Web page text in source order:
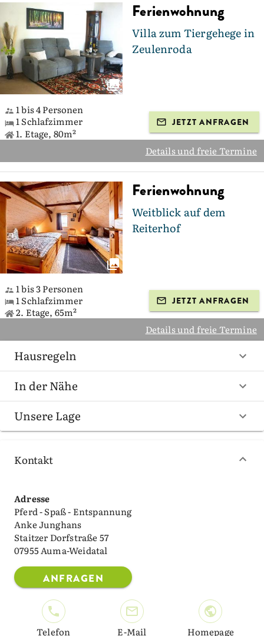
Ferienwohnung
Villa zum Tiergehege in
Zeulenroda
1 bis 4 Personen
1 Schlafzimmer
1. Etage, 80m²
JETZT ANFRAGEN
Details und freie Termine
Ferienwohnung
Weitblick auf dem
Reiterhof
1 bis 3 Personen
1 Schlafzimmer
2. Etage, 65m²
JETZT ANFRAGEN
Details und freie Termine
Hausregeln
In der Nähe
Unsere Lage
Kontakt
Adresse
Pferd - Spaß - Entspannung
Anke Junghans
Staitzer Dorfstraße 57
07955 Auma-Weidatal
ANFRAGEN
Telefon E-Mail Homepage